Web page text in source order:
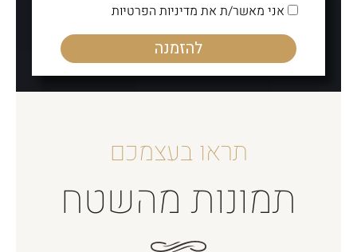
אני מאשר/ת את מדיניות הפרטיות
להזמנה
תראו בעצמכם
תמונות מהשטח